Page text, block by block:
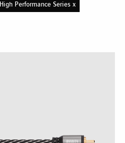
High Performance Series x